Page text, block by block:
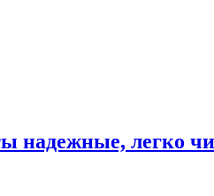
надежные, легко